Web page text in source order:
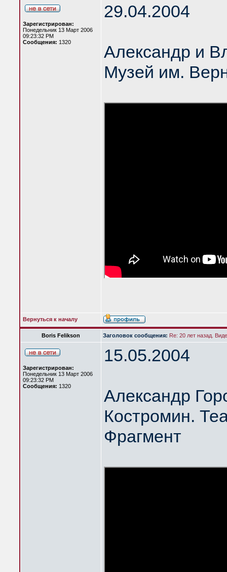
Зарегистрирован:
Понедельник 13 Март 2006
09:23:32 PM
Сообщения: 1320
29.04.2004
Александр и
Музей им.
Вернуться к началу
Boris Felikson Заголовок сообщения: Re: 20 лет назад.
Зарегистрирован:
Понедельник 13 Март 2006
09:23:32 PM
Сообщения: 1320
15.05.2004
Александр
Костромин.
Фрагмент